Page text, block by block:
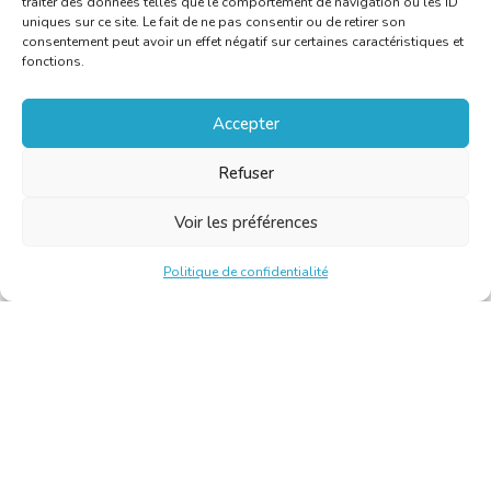
uniques sur ce site. Le fait de ne pas consentir ou de retirer son
consentement peut avoir un effet négatif sur certaines caractéristiques et
fonctions.
Accepter
Refuser
Voir les préférences
Politique de confidentialité